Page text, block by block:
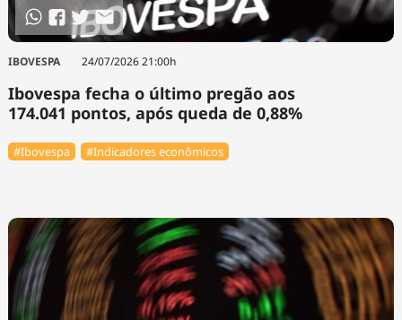
IBOVESPA 24/07/2026 21:00h
Ibovespa fecha o último pregão aos
174.041 pontos, após queda de 0,88%
#Ibovespa #Indicadores econômicos